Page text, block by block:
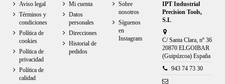
Aviso legal
Términos y
condiciones
Política de
cookies
Política de
privacidad
Política de
calidad
Mi cuenta
Datos
personales
Direcciones
Historial de
pedidos
Sobre
nosotros
Síguenos
en
Instagram
IPT Industrial
Precision Tools,
S.L
C/ Santa Clara, nº 36
20870 ELGOIBAR
(Guipúzcoa) España
943 74 73 30